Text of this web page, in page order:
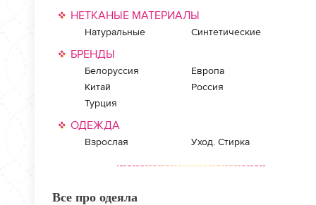
НЕТКАНЫЕ МАТЕРИАЛЫ
Натуральные Синтетические
БРЕНДЫ
Белоруссия
Европа
Китай
Россия
Турция
ОДЕЖДА
Взрослая Уход. Стирка
Все про одеяла